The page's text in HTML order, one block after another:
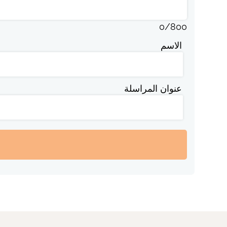
0/800
الاسم
عنوان المراسلة